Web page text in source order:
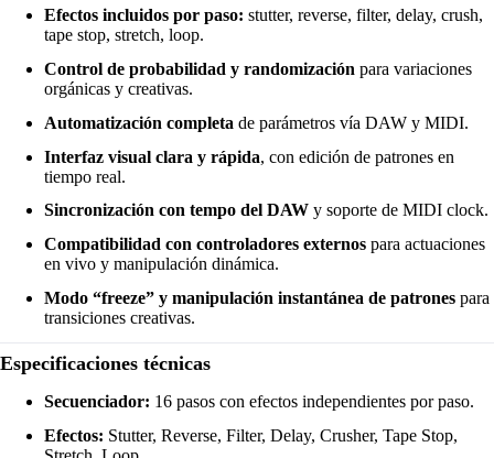
Efectos incluidos por paso: stutter, reverse, filter, delay, crush,
tape stop, stretch, loop.
Control de probabilidad y randomización para variaciones
orgánicas y creativas.
Automatización completa de parámetros vía DAW y MIDI.
Interfaz visual clara y rápida, con edición de patrones en
tiempo real.
Sincronización con tempo del DAW y soporte de MIDI clock.
Compatibilidad con controladores externos para actuaciones
en vivo y manipulación dinámica.
Modo “freeze” y manipulación instantánea de patrones para
transiciones creativas.
Especificaciones técnicas
Secuenciador: 16 pasos con efectos independientes por paso.
Efectos: Stutter, Reverse, Filter, Delay, Crusher, Tape Stop,